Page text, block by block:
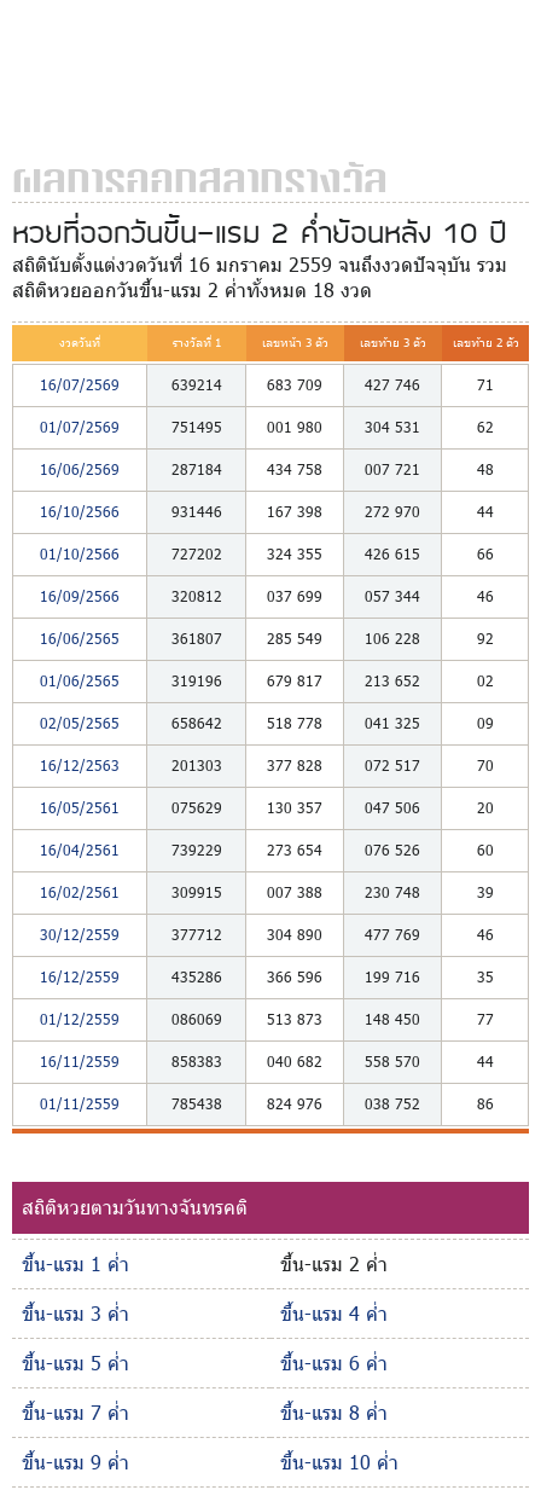
ผลการออกสลากรางวัล
หวยที่ออกวันขึ้น-แรม 2 ค่ำย้อนหลัง 10 ปี
สถิตินับตั้งแต่งวดวันที่ 16 มกราคม 2559 จนถึงงวดปัจจุบัน รวม
สถิติหวยออกวันขึ้น-แรม 2 ค่ำทั้งหมด 18 งวด
งวดวันที่ รางวัลที่ 1 เลขหน้า 3 ตัว เลขท้าย 3 ตัว เลขท้าย 2 ตัว
16/07/2569 639214 683 709 427 746 71
01/07/2569 751495 001 980 304 531 62
16/06/2569 287184 434 758 007 721 48
16/10/2566 931446 167 398 272 970 44
01/10/2566 727202 324 355 426 615 66
16/09/2566 320812 037 699 057 344 46
16/06/2565 361807 285 549 106 228 92
01/06/2565 319196 679 817 213 652 02
02/05/2565 658642 518 778 041 325 09
16/12/2563 201303 377 828 072 517 70
16/05/2561 075629 130 357 047 506 20
16/04/2561 739229 273 654 076 526 60
16/02/2561 309915 007 388 230 748 39
30/12/2559 377712 304 890 477 769 46
16/12/2559 435286 366 596 199 716 35
01/12/2559 086069 513 873 148 450 77
16/11/2559 858383 040 682 558 570 44
01/11/2559 785438 824 976 038 752 86
สถิติหวยตามวันทางจันทรคติ
ขึ้น-แรม 1 ค่ำ
ขึ้น-แรม 2 ค่ำ
ขึ้น-แรม 3 ค่ำ
ขึ้น-แรม 4 ค่ำ
ขึ้น-แรม 5 ค่ำ
ขึ้น-แรม 6 ค่ำ
ขึ้น-แรม 7 ค่ำ
ขึ้น-แรม 8 ค่ำ
ขึ้น-แรม 9 ค่ำ
ขึ้น-แรม 10 ค่ำ